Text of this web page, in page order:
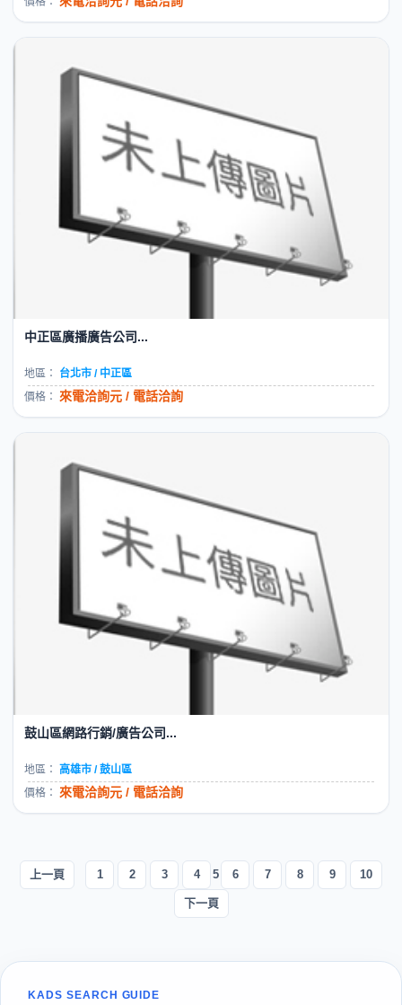
中正區廣播廣告公司...
地區：
台北市 / 中正區
價格： 來電洽詢元 / 電話洽詢
鼓山區網路行銷/廣告公司...
地區： 高雄市 / 鼓山區
價格： 來電洽詢元 / 電話洽詢
上一頁 1 2 3 4 5 6 7 8 9 10
下一頁
KADS SEARCH GUIDE